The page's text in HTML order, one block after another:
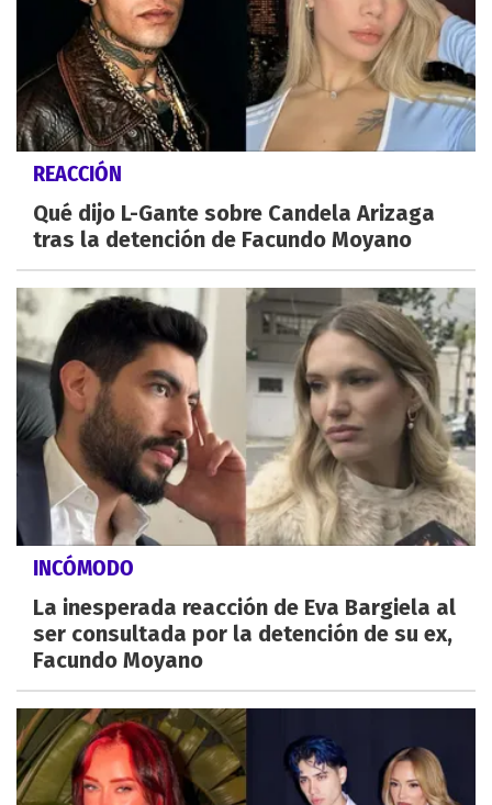
REACCIÓN
Qué dijo L-Gante sobre Candela Arizaga
tras la detención de Facundo Moyano
INCÓMODO
La inesperada reacción de Eva Bargiela al
ser consultada por la detención de su ex,
Facundo Moyano